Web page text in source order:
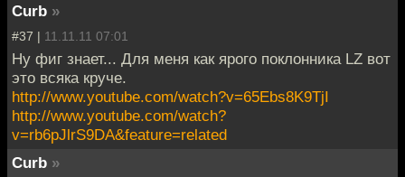
Curb »
#37 | 11.11.11 07:01
Ну фиг знает... Для меня как ярого поклонника LZ вот
это всяка круче.
http://www.youtube.com/watch?v=65Ebs8K9TjI
http://www.youtube.com/watch?
v=rb6pJlrS9DA&feature=related
Curb »